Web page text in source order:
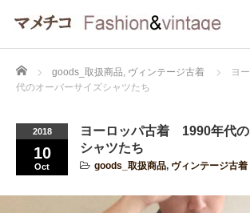
Home goods_取扱商品, ヴィンテージ古着
ヨ
代のオーバーサイズシャツたち
2018
10
Oct
ヨーロッパ古着 1990年代
シャツたち
goods_取扱商品, ヴィンテージ古着